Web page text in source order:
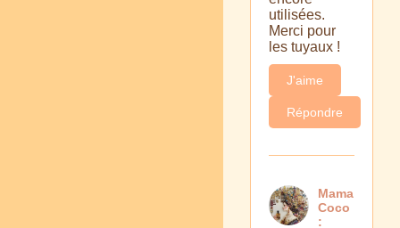
utilisées.
Merci pour
les tuyaux !
J'aime
Répondre
Mama
Coco
: